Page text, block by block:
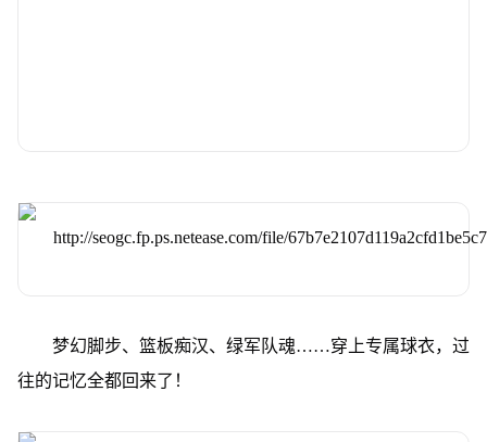
梦幻脚步、篮板痴汉、绿军队魂……穿上专属球衣，过
往的记忆全都回来了！